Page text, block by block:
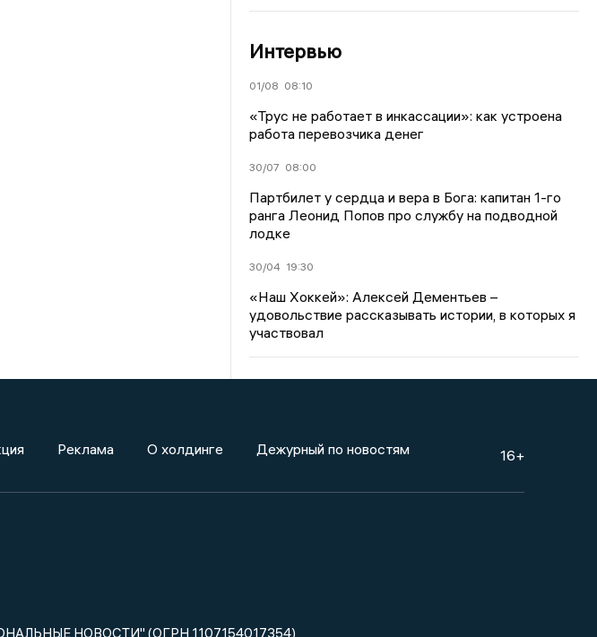
Интервью
01/08 08:10
«Трус не работает в инкассации»: как устроена
работа перевозчика денег
30/07 08:00
Партбилет у сердца и вера в Бога: капитан 1-го
ранга Леонид Попов про службу на подводной
лодке
30/04 19:30
«Наш Хоккей»: Алексей Дементьев –
удовольствие рассказывать истории, в которых я
участвовал
Реклама О холдинге Дежурный по новостям 16+
НОВОСТИ" (ОГРН 1107154017354)